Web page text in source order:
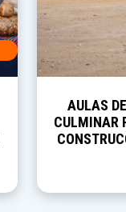
AULAS
CULMINAR